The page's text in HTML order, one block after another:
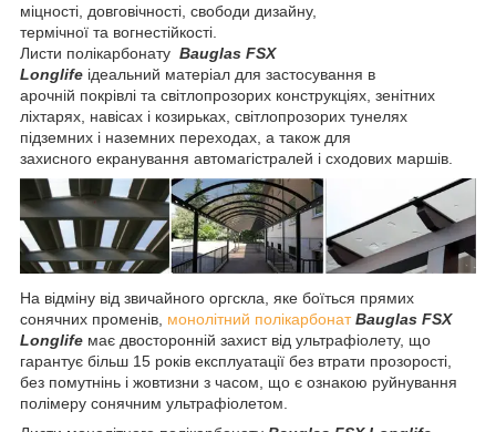
міцності, довговічності, свободи дизайну,
термічної та вогнестійкості.
Листи полікарбонату Bauglas FSX
Longlife ідеальний матеріал для застосування в
арочній покрівлі та світлопрозорих конструкціях, зенітних
ліхтарях, навісах і козирьках, світлопрозорих тунелях
підземних і наземних переходах, а також для
захисного екранування автомагістралей і сходових маршів.
На відміну від звичайного оргскла, яке боїться прямих
сонячних променів, монолітний полікарбонат Bauglas FSX
Longlife має двосторонній захист від ультрафіолету, що
гарантує більш 15 років експлуатації без втрати прозорості,
без помутнінь і жовтизни з часом, що є ознакою руйнування
полімеру сонячним ультрафіолетом.